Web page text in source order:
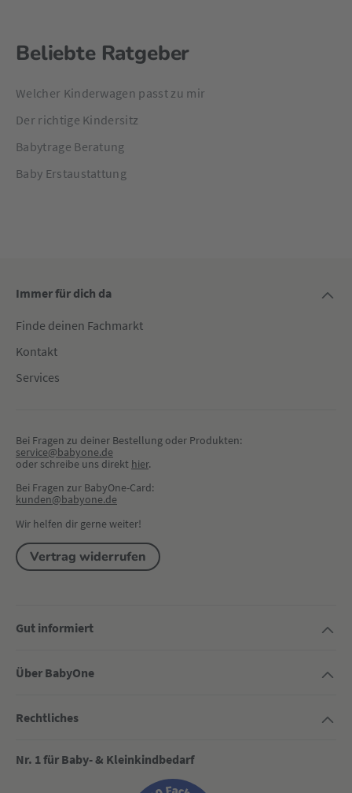
Beliebte Ratgeber
Welcher Kinderwagen passt zu mir
Der richtige Kindersitz
Babytrage Beratung
Baby Erstaustattung
Immer für dich da
Finde deinen Fachmarkt
Kontakt
Services
Bei Fragen zu deiner Bestellung oder Produkten:
service@babyone.de
oder schreibe uns direkt hier.
Bei Fragen zur BabyOne-Card:
kunden@babyone.de
Wir helfen dir gerne weiter!
Vertrag widerrufen
Gut informiert
Über BabyOne
Rechtliches
Nr. 1 für Baby- & Kleinkindbedarf